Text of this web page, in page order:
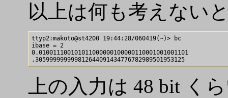
以上は何も考えない
ttyp2:makoto@st4200 19:44:28/060419(~)> bc
ibase = 2
0.010011100101011000000100000110001001001101
上の入力は 48 bit く